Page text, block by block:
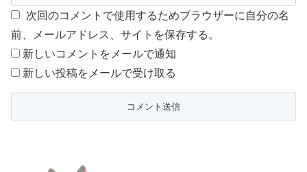
次回のコメントで使用するためブラウザーに自分の名
前、メールアドレス、サイトを保存する。
新しいコメントをメールで通知
新しい投稿をメールで受け取る